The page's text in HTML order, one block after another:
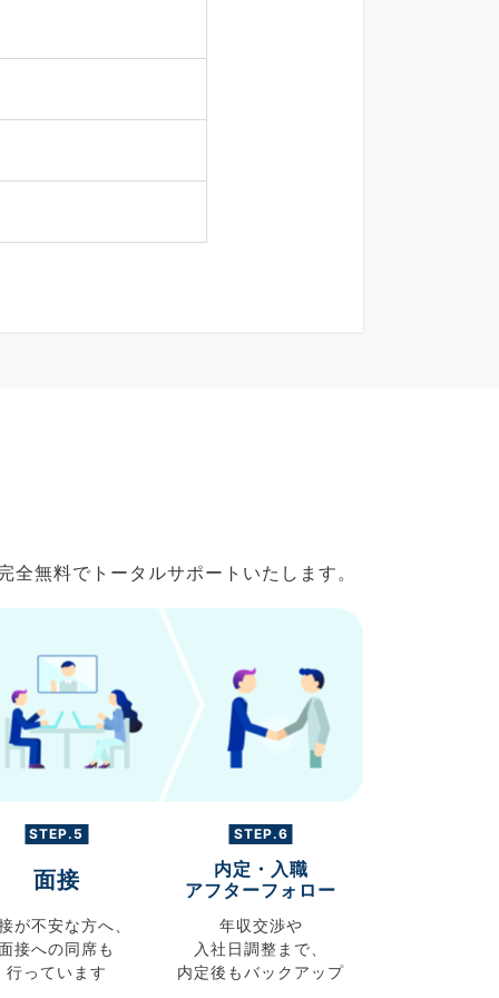
無料でトータルサポートいたします。
STEP.5
面接
が不安な方へ、
接への同席も
行っています
STEP.6
内定・入職
アフターフォロー
年収交渉や
入社日調整まで、
内定後もバックアップ